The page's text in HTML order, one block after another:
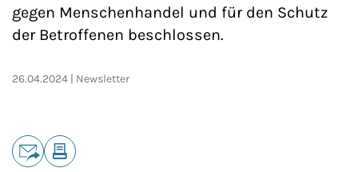
gegen Menschenhandel und für den Schutz
der Betroffenen beschlossen.
26.04.2024 Newsletter
Teilen